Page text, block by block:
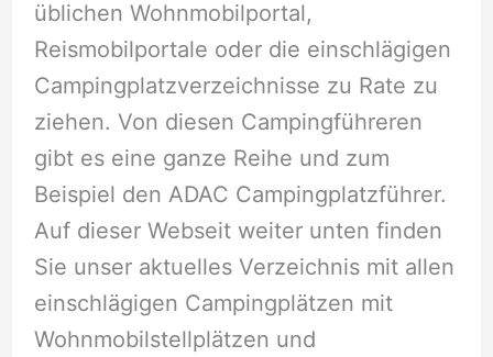
üblichen Wohnmobilportal,
Reismobilportale oder die einschlägigen
Campingplatzverzeichnisse zu Rate zu
ziehen. Von diesen Campingführeren
gibt es eine ganze Reihe und zum
Beispiel den ADAC Campingplatzführer.
Auf dieser Webseit weiter unten finden
Sie unser aktuelles Verzeichnis mit allen
einschlägigen Campingplätzen mit
Wohnmobilstellplätzen und